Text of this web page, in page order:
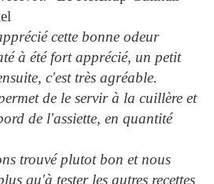
cette bonne odeur
à été fort apprécié, un petit
c'est très agréable.
de le servir à la cuillère et
de l'assiette, en quantité
trouvé plutot bon et nous
qu'à tester les autres recettes